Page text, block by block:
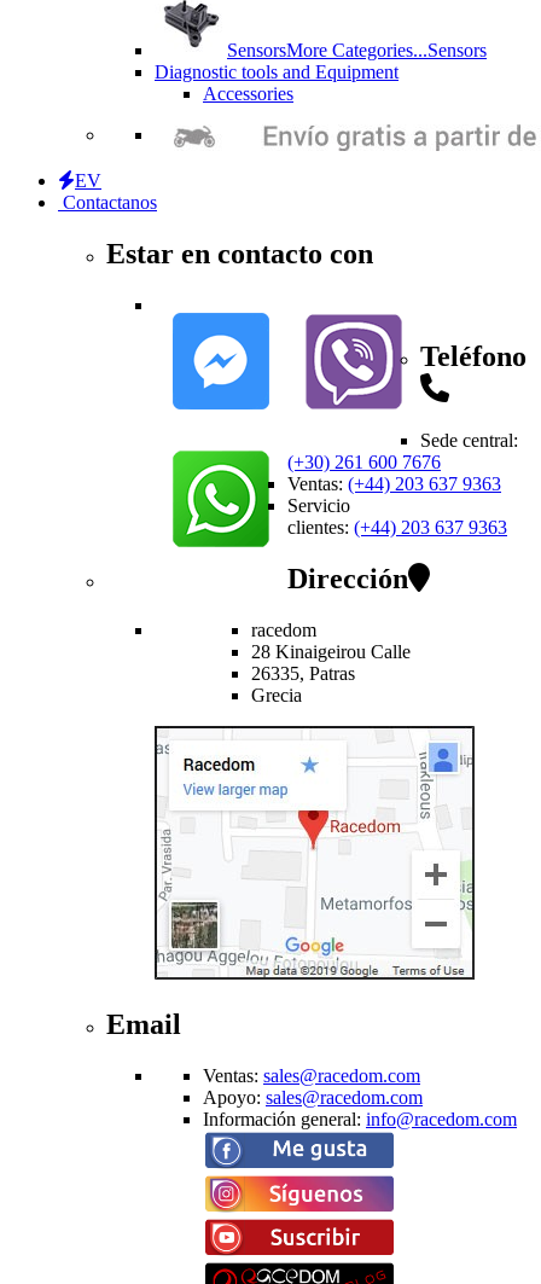
SensorsMore Categories...Sensors
Diagnostic tools and Equipment
Accessories
EV
Contactanos
Estar en contacto con
Teléfono
Sede central:
(+30) 261 600 7676
Ventas: (+44) 203 637 9363
Servicio
clientes: (+44) 203 637 9363
Dirección
racedom
28 Kinaigeirou Calle
26335, Patras
Grecia
Email
Ventas: sales@racedom.com
Apoyo: sales@racedom.com
Información general: info@racedom.com